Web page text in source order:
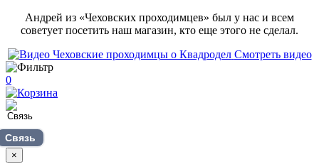
Андрей из «Чеховских проходимцев» был у нас и всем
советует посетить наш магазин, кто еще этого не сделал.
Смотреть видео
0
Связь
×